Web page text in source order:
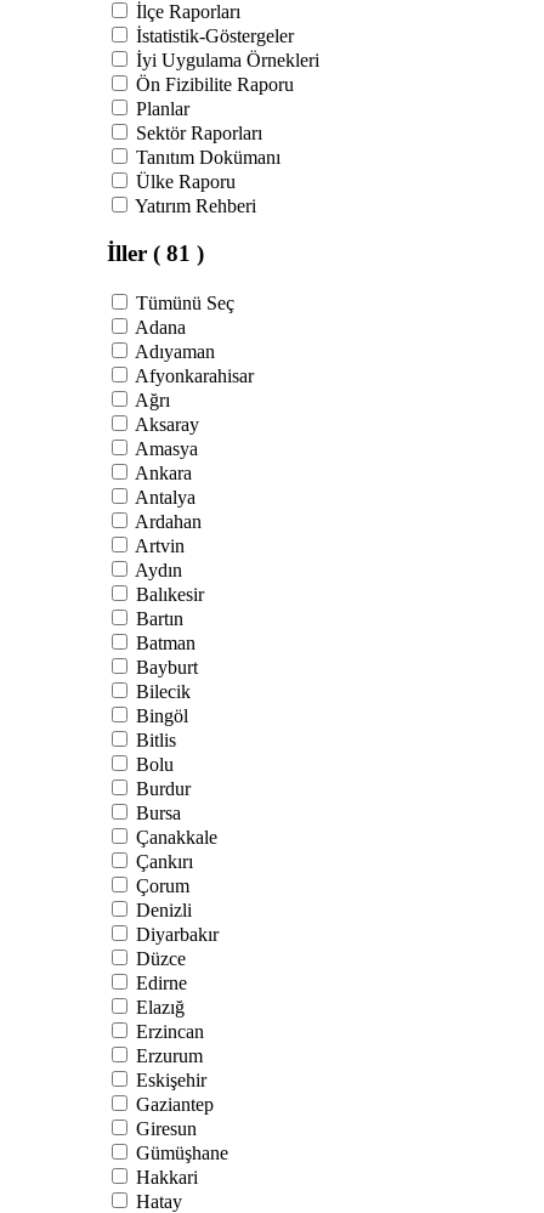
İlçe Raporları
İstatistik-Göstergeler
İyi Uygulama Örnekleri
Ön Fizibilite Raporu
Planlar
Sektör Raporları
Tanıtım Dokümanı
Ülke Raporu
Yatırım Rehberi
İller ( 81 )
Tümünü Seç
Adana
Adıyaman
Afyonkarahisar
Ağrı
Aksaray
Amasya
Ankara
Antalya
Ardahan
Artvin
Aydın
Balıkesir
Bartın
Batman
Bayburt
Bilecik
Bingöl
Bitlis
Bolu
Burdur
Bursa
Çanakkale
Çankırı
Çorum
Denizli
Diyarbakır
Düzce
Edirne
Elazığ
Erzincan
Erzurum
Eskişehir
Gaziantep
Giresun
Gümüşhane
Hakkari
Hatay